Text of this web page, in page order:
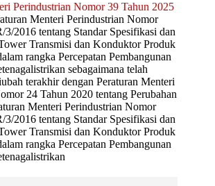
Perindustrian Nomor 39 Tahun 2025
Menteri Perindustrian Nomor
2016 tentang Standar Spesifikasi dan
Transmisi dan Konduktor Produk
rangka Percepatan Pembangunan
sebagaimana telah
terakhir dengan Peraturan Menteri
24 Tahun 2020 tentang Perubahan
Menteri Perindustrian Nomor
2016 tentang Standar Spesifikasi dan
Transmisi dan Konduktor Produk
rangka Percepatan Pembangunan